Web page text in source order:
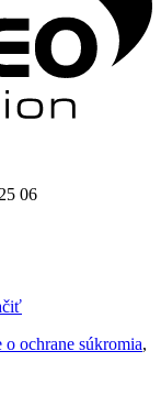
06
o ochrane súkromia,